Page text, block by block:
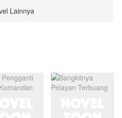
Lainnya